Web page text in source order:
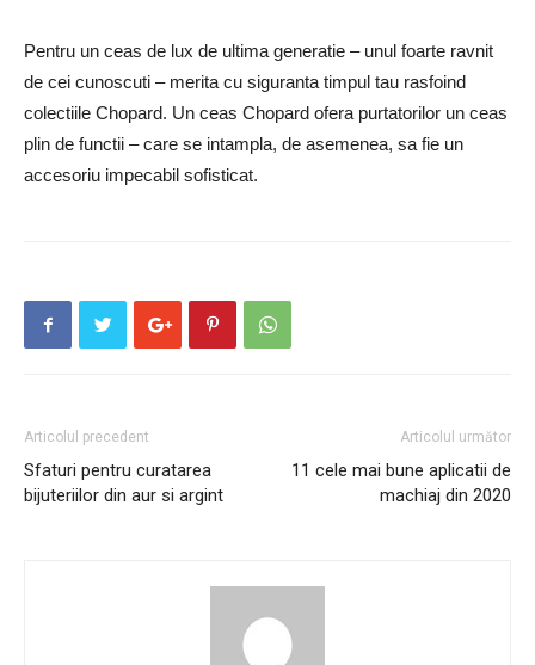
Pentru un ceas de lux de ultima generatie – unul foarte ravnit
de cei cunoscuti – merita cu siguranta timpul tau rasfoind
colectiile Chopard. Un ceas Chopard ofera purtatorilor un ceas
plin de functii – care se intampla, de asemenea, sa fie un
accesoriu impecabil sofisticat.
Articolul precedent
Sfaturi pentru curatarea
bijuteriilor din aur si argint
Articolul următor
11 cele mai bune aplicatii de
machiaj din 2020